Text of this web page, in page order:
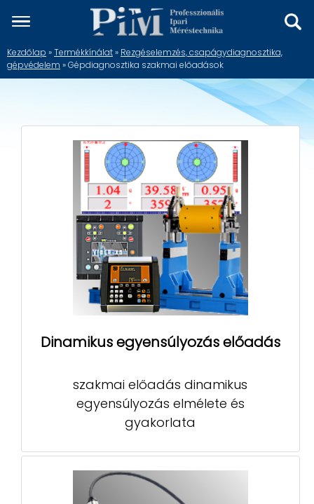
Kezdőlap »Termékkínálat» Rezgéselemzés, csapágydiagnosztika,
gépvédelem » Gépdiagnosztika szakmai előadások
Dinamikus egyensúlyozás előadás
szakmai előadás dinamikus
egyensúlyozás elmélete és
gyakorlata